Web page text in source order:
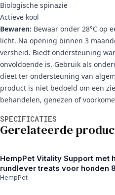
Biologische spinazie
Actieve kool
Bewaren: Bewaar onder 28°C op
licht. Na opening binnen 3
versheid. Biedt ondersteuning
onvoldoende is. Gebruik als
dieet ter ondersteuning van
product is niet bedoeld om een
behandelen, genezen of
SPECIFICATIES
Gerelateerde
HempPet Vitality Support
rundlever treats voor honden
HempPet